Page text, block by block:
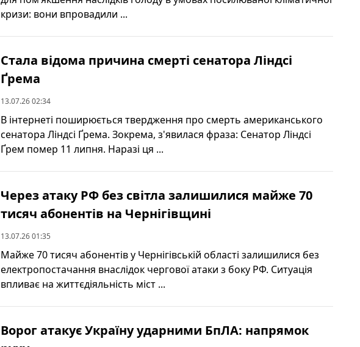
кризи: вони впровадили ...
Стала відома причина смерті сенатора Ліндсі
Ґрема
13.07.26 02:34
В інтернеті поширюється твердження про смерть американського
сенатора Ліндсі Ґрема. Зокрема, з'явилася фраза: Сенатор Ліндсі
Ґрем помер 11 липня. Наразі ця ...
Через атаку РФ без світла залишилися майже 70
тисяч абонентів на Чернігівщині
13.07.26 01:35
Майже 70 тисяч абонентів у Чернігівській області залишилися без
електропостачання внаслідок чергової атаки з боку РФ. Ситуація
впливає на життєдіяльність міст ...
Ворог атакує Україну ударними БпЛА: напрямок